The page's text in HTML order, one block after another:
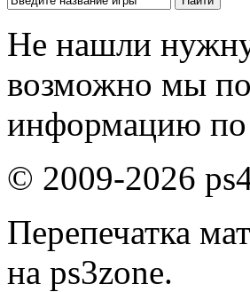
Не нашли
возможно мы
информацию по
© 2009-2026
Перепечатка
на ps3zone.